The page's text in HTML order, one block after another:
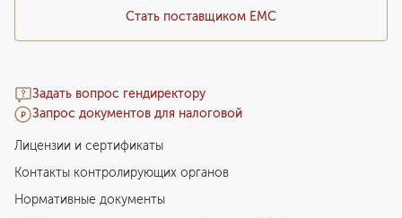
Стать поставщиком ЕМС
Задать вопрос гендиректору
Запрос документов для налоговой
Лицензии и сертификаты
Контакты контролирующих органов
Нормативные документы